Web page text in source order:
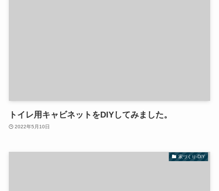
トイレ用キャビネットをDIYしてみました。
2022年5月10日
家づくり-DIY